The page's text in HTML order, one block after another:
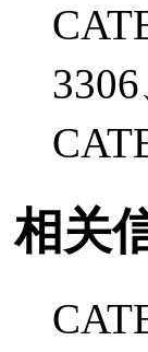
相关